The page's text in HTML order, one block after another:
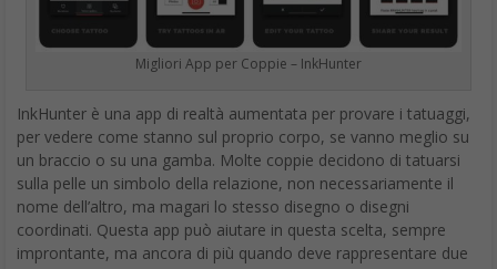
Migliori App per Coppie – InkHunter
InkHunter è una app di realtà aumentata per provare i tatuaggi,
per vedere come stanno sul proprio corpo, se vanno meglio su
un braccio o su una gamba. Molte coppie decidono di tatuarsi
sulla pelle un simbolo della relazione, non necessariamente il
nome dell’altro, ma magari lo stesso disegno o disegni
coordinati. Questa app può aiutare in questa scelta, sempre
improntante, ma ancora di più quando deve rappresentare due